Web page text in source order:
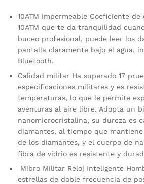
10ATM impermeable Coeficiente
10ATM que te da tranquilidad
buceo profesional, puede leer los
pantalla claramente bajo el agua,
Bluetooth.
Calidad militar Ha superado 17
especificaciones militares y es
temperaturas, lo que le permite
aventuras al aire libre. Adopta un
nanomicrocristalina, su dureza es
diamantes, al tiempo que
de los diamantes, y el cuerpo de
fibra de vidrio es resistente y
Mibro Militar Reloj Inteligente
estrellas de doble frecuencia de